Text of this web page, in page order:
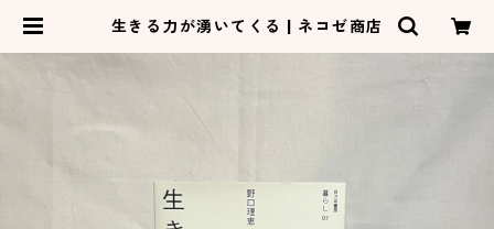
生きる力が湧いてくる | ネコゼ商店